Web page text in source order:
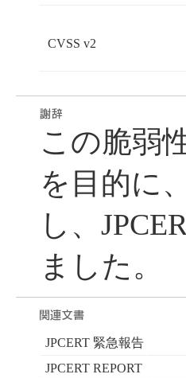
CVSS v2
この脆弱
を目的に
し、
ました。
JPCERT 緊急報告
JPCERT REPORT